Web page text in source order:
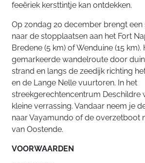
feeëriek kersttintje kan ontdekken.
Op zondag 20 december brengt
naar de stopplaatsen aan het Fort
Bredene (5 km) of Wenduine (15
gemarkeerde wandelroute door
strand en langs de zeedijk richting
en de Lange Nelle vuurtoren. In het
streekgerechtencentrum Deschildre
kleine verrassing. Vandaar neem je
naar Vayamundo of de overzetboot
van Oostende.
VOORWAARDEN